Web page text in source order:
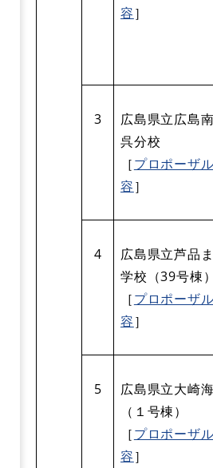
容］
3
広島県立広島
呉分校
［プロポーザ
容］
4
広島県立芦品
学校（39号棟）
［プロポーザ
容］
5
広島県立大崎
（１号棟）
［プロポーザ
容］